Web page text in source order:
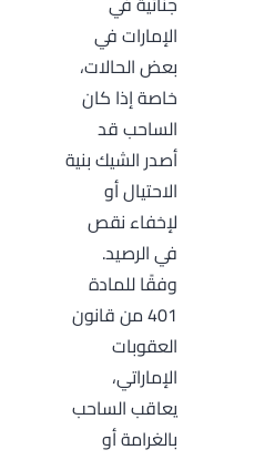
الإمارات في
بعض الحالات،
خاصة إذا كان
الساحب قد
أصدر الشيك بنية
الاحتيال أو
لإخفاء نقص
في الرصيد.
وفقًا للمادة
401 من قانون
العقوبات
الإماراتي،
يعاقب الساحب
بالغرامة أو